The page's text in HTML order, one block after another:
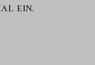
ein.